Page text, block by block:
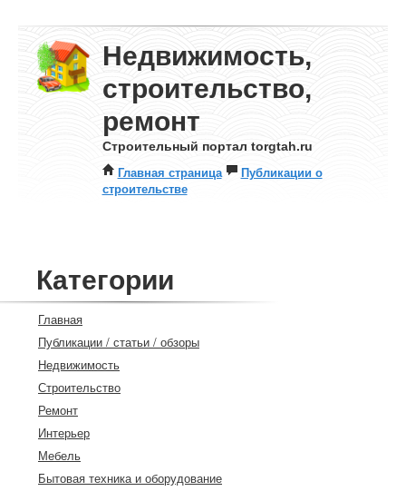
Недвижимость,
строительство,
ремонт
Строительный портал torgtah.ru
Главная страница
Публикации о
строительстве
Категории
Главная
Публикации / статьи / обзоры
Недвижимость
Строительство
Ремонт
Интерьер
Мебель
Бытовая техника и оборудование